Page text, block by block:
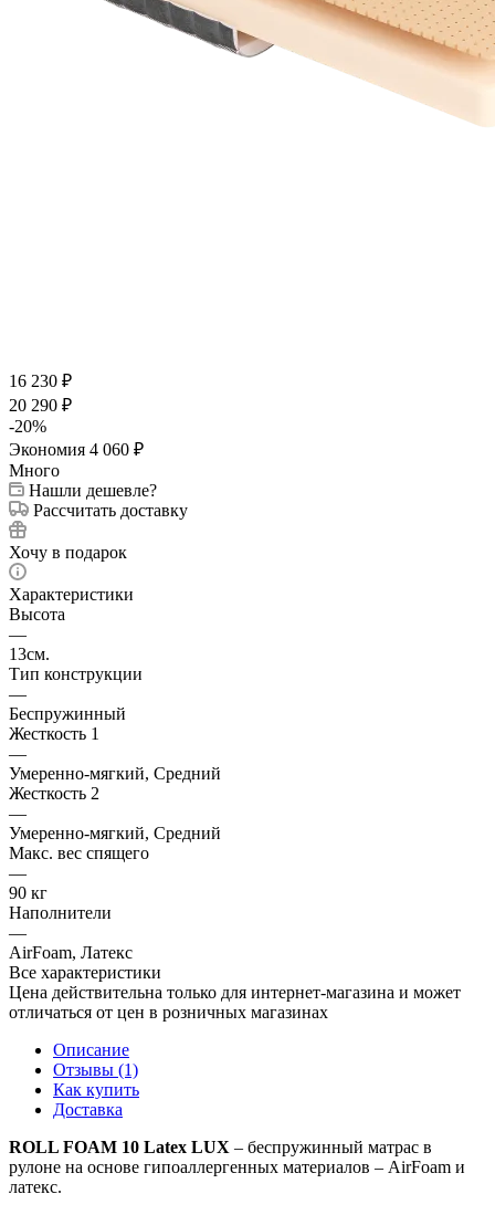
16 230 ₽
20 290 ₽
-20%
Экономия 4 060 ₽
Много
Нашли дешевле?
Рассчитать доставку
Хочу в подарок
Характеристики
Высота
—
13см.
Тип конструкции
—
Беспружинный
Жесткость 1
—
Умеренно-мягкий, Средний
Жесткость 2
—
Умеренно-мягкий, Средний
Макс. вес спящего
—
90 кг
Наполнители
—
AirFoam, Латекс
Все характеристики
Цена действительна только для интернет-магазина и может
отличаться от цен в розничных магазинах
Описание
Отзывы (1)
Как купить
Доставка
ROLL FOAM 10 Latex LUX – беспружинный матрас в
рулоне на основе гипоаллергенных материалов – AirFoam и
латекс.